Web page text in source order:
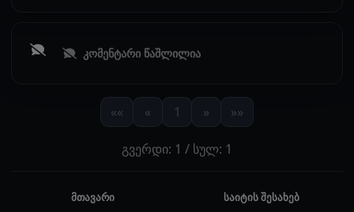
კომენტარი წაშლილია
«« « 1 » »»
გვერდი: 1 / სულ: 1
მთავარი საიტის შესახებ